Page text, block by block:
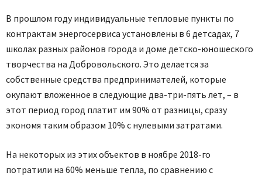
В прошлом году индивидуальные тепловые пункты по
контрактам энергосервиса установлены в 6 детсадах, 7
школах разных районов города и доме детско-юношеского
творчества на Добровольского. Это делается за
собственные средства предпринимателей, которые
окупают вложенное в следующие два-три-пять лет, – в
этот период город платит им 90% от разницы, сразу
экономя таким образом 10% с нулевыми затратами.
На некоторых из этих объектов в ноябре 2018-го
потратили на 60% меньше тепла, по сравнению с